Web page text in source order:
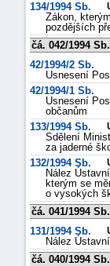
134/1994 Sb.
Zákon,
pozdějších
čá. 042/1994 Sb.
42/1994/2 Sb.
Usnesení
42/1994/1 Sb.
Usnesení
občanům
133/1994 Sb.
Sdělení
za jaderné
132/1994 Sb.
Nález
kterým se
o vysokých
čá. 041/1994 Sb.
131/1994 Sb.
Nález
čá. 040/1994 Sb.